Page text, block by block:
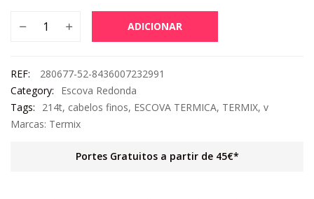
ADICIONAR
REF:
280677-52-8436007232991
Category:
Escova Redonda
Tags:
214t, cabelos finos, ESCOVA TERMICA, TERMIX, v
Marcas: Termix
Portes Gratuitos a partir de 45€*